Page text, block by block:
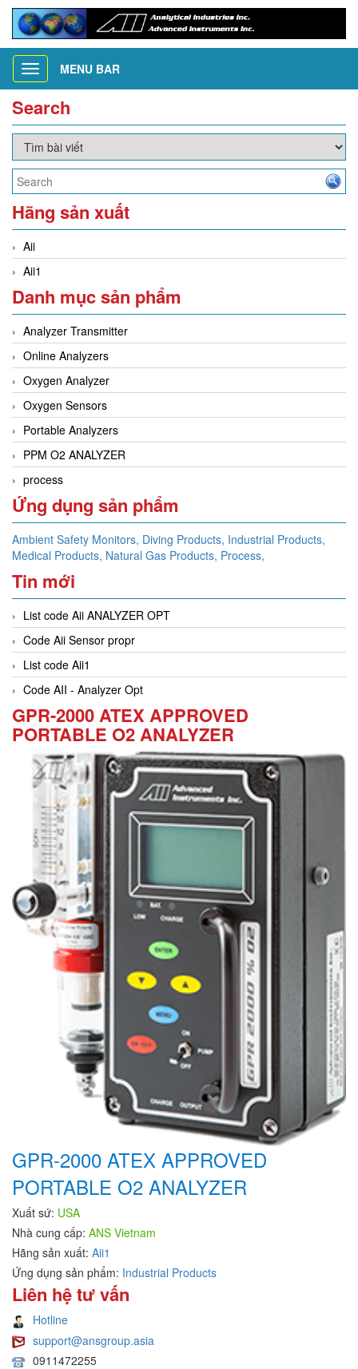
Toggle
navigation
MENU BAR
Search
Hãng sản xuất
Aii
Aii1
Danh mục sản phẩm
Analyzer Transmitter
Online Analyzers
Oxygen Analyzer
Oxygen Sensors
Portable Analyzers
PPM O2 ANALYZER
process
Ứng dụng sản phẩm
Ambient Safety Monitors, Diving Products, Industrial Products,
Medical Products, Natural Gas Products, Process,
Tin mới
List code Aii ANALYZER OPT
Code Aii Sensor propr
List code Aii1
Code AII - Analyzer Opt
GPR-2000 ATEX APPROVED
PORTABLE O2 ANALYZER
GPR-2000 ATEX APPROVED
PORTABLE O2 ANALYZER
Xuất sứ: USA
Nhà cung cấp: ANS Vietnam
Hãng sản xuất: Aii1
Ứng dụng sản phẩm: Industrial Products
Liên hệ tư vấn
Hotline
support@ansgroup.asia
0911472255